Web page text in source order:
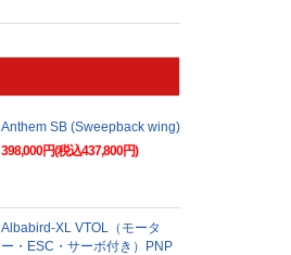
Anthem SB (Sweepback wing)
398,000円(税込437,800円)
Albabird-XL VTOL（モータ
ー・ESC・サーボ付き）PNP